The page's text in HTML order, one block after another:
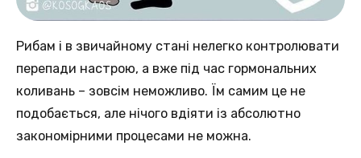
Рибам і в звичайному стані нелегко контролювати
перепади настрою, а вже під час гормональних
коливань – зовсім неможливо. Їм самим це не
подобається, але нічого вдіяти із абсолютно
закономірними процесами не можна.